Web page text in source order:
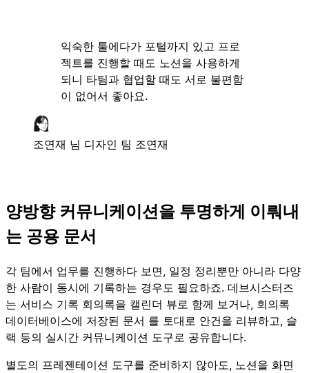
익숙한 툴에다가 포털까지 있고 프로
젝트를 진행할 때도 노션을 사용하게
되니 타팀과 협업할 때도 서로 불편함
이 없어서 좋아요.
조연재 님 디자인 팀 조연재
양방향 커뮤니케이션을 투명하게 이뤄내
는 공용 문서
각 팀에서 업무를 진행하다 보면, 일정 정리뿐만 아니라 다양
한 사람이 동시에 기록하는 경우도 필요하죠. 데브시스터즈
는 서비스 기록 회의록을 캘린더 뷰로 함께 보거나, 회의록
데이터베이스에 저장된 문서 를 토대로 안건을 리뷰하고, 슬
랙 등의 실시간 커뮤니케이션 도구로 공유합니다.
별도의 프레젠테이션 도구를 준비하지 않아도, 노션을 화면